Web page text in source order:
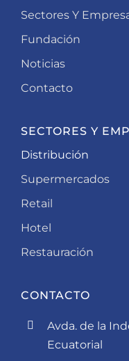
Sectores Y
Fundación
Noticias
Contacto
SECTORES Y
Distribución
Supermercados
Retail
Hotel
Restauración
CONTACTO
Avda. de la
Ecuatorial